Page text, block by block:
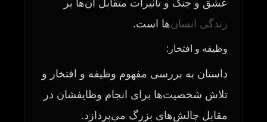
عشق و جنگ و تأثیرات متقابل آن‌ها بر
زندگی انسان‌ها است.
وظیفه و افتخار:
داستان به بررسی مفهوم وظیفه و افتخار و
تلاش شخصیت‌ها برای انجام وظایفشان در
مقابل چالش‌های بزرگ می‌پردازد.